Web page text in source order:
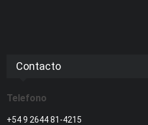
Contacto
Telefono
+54 9 2644 81-4215